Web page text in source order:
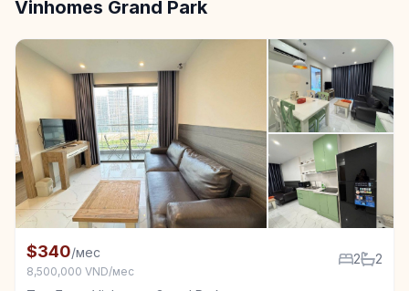
Vinhomes Grand Park
Квартира в аренду в Тху Дык - Vinhomes Grand
$340/мес
8,500,000 VND/мес
2 2